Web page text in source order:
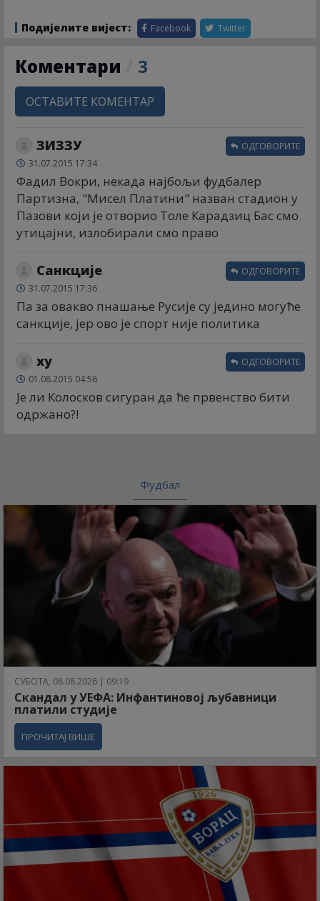
Подијелите вијест: Facebook Twitter
Коментари 3
ОСТАВИТЕ КОМЕНТАР
ЗИЗЗУ
31.07.2015 17:34
Фадил Вокри, некада најбољи фудбалер
Партизна, "Мисел Платини" назван стадион у
Пазови који је отворио Толе Карадзиц Бас смо
утицајни, излобирали смо право
ОДГОВОРИТЕ
Санкције
31.07.2015 17:36
Па за овакво пнашање Русије су једино могуће
санкције, јер ово је спорт није политика
ОДГОВОРИТЕ
xy
01.08.2015 04:56
Је ли Колосков сигуран да ће првенство бити
одржано?!
ОДГОВОРИТЕ
Фудбал
СУБОТА, 08.08.2026 | 09:19
Скандал у УЕФА: Инфантиновој љубавници
платили студије
ПРОЧИТАЈ ВИШЕ